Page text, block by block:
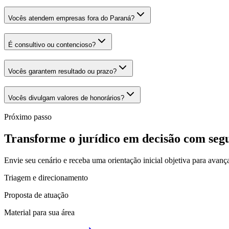
Vocês atendem empresas fora do Paraná?
É consultivo ou contencioso?
Vocês garantem resultado ou prazo?
Vocês divulgam valores de honorários?
Próximo passo
Transforme o jurídico em decisão com
Envie seu cenário e receba uma orientação inicial objetiva para
Triagem e direcionamento
Proposta de atuação
Material para sua área